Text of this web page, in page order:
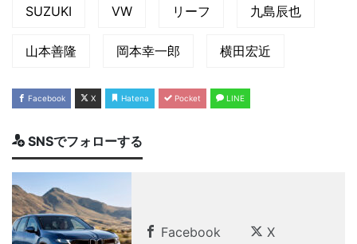
SUZUKI VW リーフ 九島辰也
山本善隆 岡本幸一郎 横田宏近
Facebook X Hatena Pocket LINE
SNSでフォローする
Facebook X